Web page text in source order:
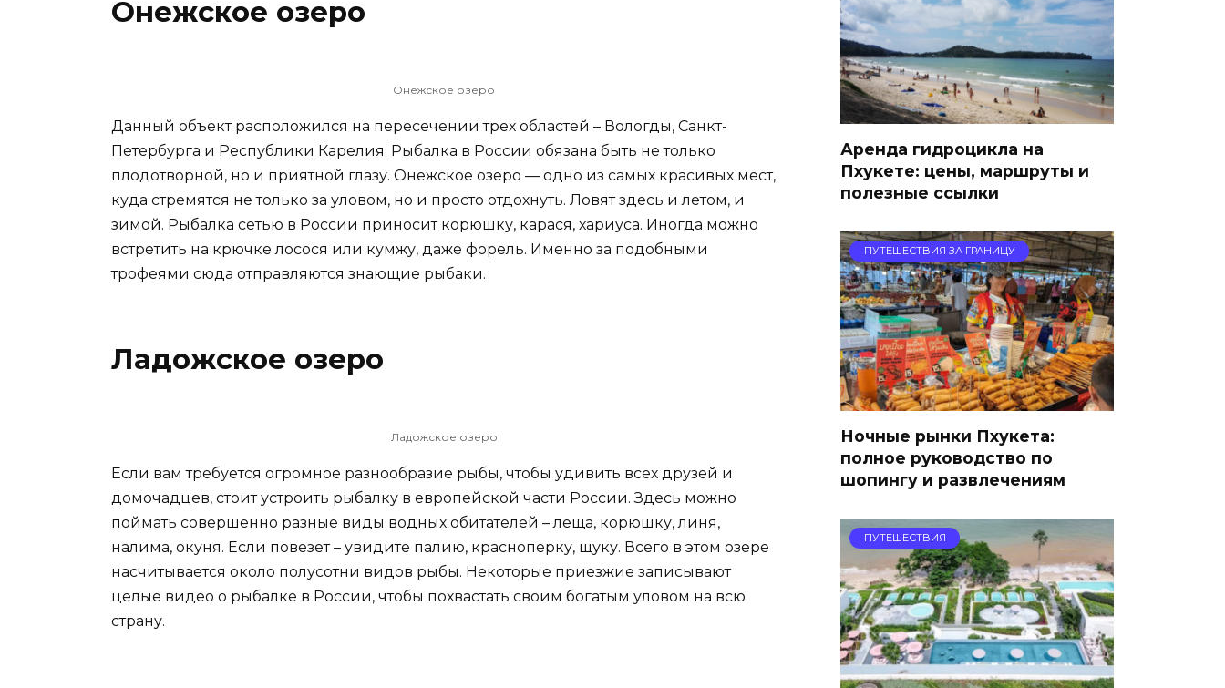
Онежское озеро
Онежское озеро
Данный объект расположился на пересечении трех областей – Вологды, Санкт-
Петербурга и Республики Карелия. Рыбалка в России обязана быть не только
плодотворной, но и приятной глазу. Онежское озеро — одно из самых красивых мест,
куда стремятся не только за уловом, но и просто отдохнуть. Ловят здесь и летом, и
зимой. Рыбалка сетью в России приносит корюшку, карася, хариуса. Иногда можно
встретить на крючке лосося или кумжу, даже форель. Именно за подобными
трофеями сюда отправляются знающие рыбаки.
Ладожское озеро
Ладожское озеро
Если вам требуется огромное разнообразие рыбы, чтобы удивить всех друзей и
домочадцев, стоит устроить рыбалку в европейской части России. Здесь можно
поймать совершенно разные виды водных обитателей – леща, корюшку, линя,
налима, окуня. Если повезет – увидите палию, красноперку, щуку. Всего в этом озере
насчитывается около полусотни видов рыбы. Некоторые приезжие записывают
целые видео о рыбалке в России, чтобы похвастать своим богатым уловом на всю
страну.
Аренда гидроцикла на
Пхукете: цены, маршруты и
полезные ссылки
ПУТЕШЕСТВИЯ ЗА ГРАНИЦУ
Ночные рынки Пхукета:
полное руководство по
шопингу и развлечениям
ПУТЕШЕСТВИЯ